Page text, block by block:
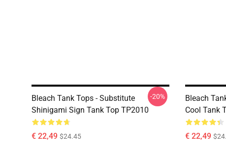
Bleach Tank Tops - Substitute
Shinigami Sign Tank Top TP2010
€ 22,49 $24.45
-20%
Bleach
Cool Tank
€ 22,49